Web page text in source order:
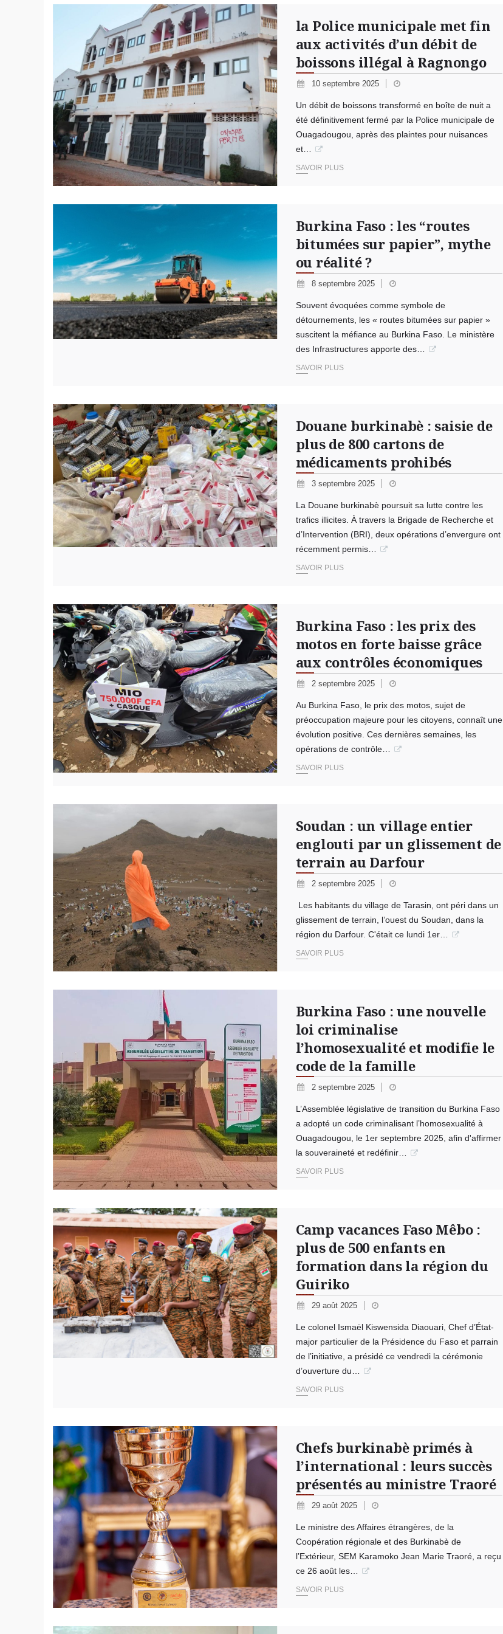
la Police municipale met fin
aux activités d’un débit de
boissons illégal à Ragnongo
10 septembre 2025
Un débit de boissons transformé en boîte de nuit a
été définitivement fermé par la Police municipale de
Ouagadougou, après des plaintes pour nuisances
et…
SAVOIR PLUS
Burkina Faso : les “routes
bitumées sur papier”, mythe
ou réalité ?
8 septembre 2025
Souvent évoquées comme symbole de
détournements, les « routes bitumées sur papier »
suscitent la méfiance au Burkina Faso. Le ministère
des Infrastructures apporte des…
SAVOIR PLUS
Douane burkinabè : saisie de
plus de 800 cartons de
médicaments prohibés
3 septembre 2025
La Douane burkinabè poursuit sa lutte contre les
trafics illicites. À travers la Brigade de Recherche et
d’Intervention (BRI), deux opérations d’envergure ont
récemment permis…
SAVOIR PLUS
Burkina Faso : les prix des
motos en forte baisse grâce
aux contrôles économiques
2 septembre 2025
Au Burkina Faso, le prix des motos, sujet de
préoccupation majeure pour les citoyens, connaît une
évolution positive. Ces dernières semaines, les
opérations de contrôle…
SAVOIR PLUS
Soudan : un village entier
englouti par un glissement de
terrain au Darfour
2 septembre 2025
Les habitants du village de Tarasin, ont péri dans un
glissement de terrain, l’ouest du Soudan, dans la
région du Darfour. C'était ce lundi 1er…
SAVOIR PLUS
Burkina Faso : une nouvelle
loi criminalise
l’homosexualité et modifie le
code de la famille
2 septembre 2025
L’Assemblée législative de transition du Burkina Faso
a adopté un code criminalisant l’homosexualité à
Ouagadougou, le 1er septembre 2025, afin d'affirmer
la souveraineté et redéfinir…
SAVOIR PLUS
Camp vacances Faso Mêbo :
plus de 500 enfants en
formation dans la région du
Guiriko
29 août 2025
Le colonel Ismaël Kiswensida Diaouari, Chef d’État-
major particulier de la Présidence du Faso et parrain
de l’initiative, a présidé ce vendredi la cérémonie
d’ouverture du…
SAVOIR PLUS
Chefs burkinabè primés à
l’international : leurs succès
présentés au ministre Traoré
29 août 2025
Le ministre des Affaires étrangères, de la
Coopération régionale et des Burkinabè de
l’Extérieur, SEM Karamoko Jean Marie Traoré, a reçu
ce 26 août les…
SAVOIR PLUS